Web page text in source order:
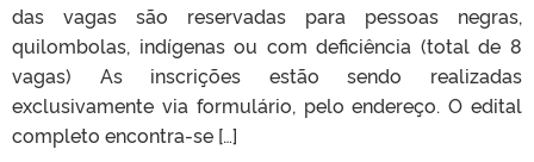
das vagas são reservadas para pessoas negras,
quilombolas, indígenas ou com deficiência (total de 8
vagas) As inscrições estão sendo realizadas
exclusivamente via formulário, pelo endereço. O edital
completo encontra-se […]